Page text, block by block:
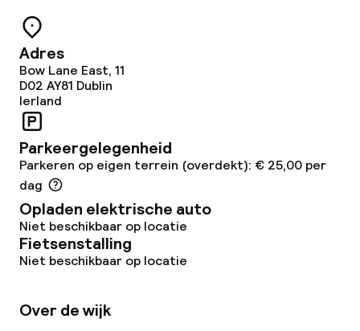
Zakelijke faciliteiten
Vergaderruimte
Beleid
Overal rookvrij
niet toegestaan
Adres
Bow Lane East, 11
D02 AY81 Dublin
Ierland
Parkeergelegenheid
Parkeren op eigen terrein (overdekt): € 25,00 per
dag
Opladen elektrische auto
Niet beschikbaar op locatie
Fietsenstalling
Niet beschikbaar op locatie
Over de wijk